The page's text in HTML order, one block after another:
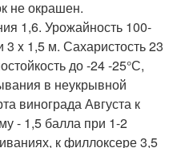
не окрашен.
1,6. Урожайность 100-
3 x 1,5 м. Сахаристость 23
до -24 -25°С,
в неукрывной
винограда Августа к
- 1,5 балла при 1-2
к филлоксере 3,5